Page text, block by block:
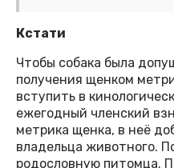
Кстати
Чтобы собака была
получения щенком
вступить в
ежегодный членский
метрика щенка, в неё
владельца животного.
родословную питомца.